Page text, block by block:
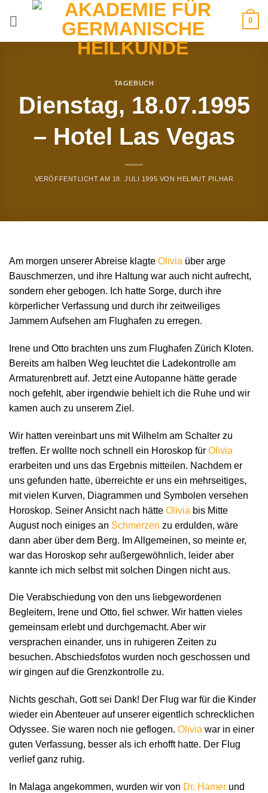
0
TAGEBUCH
Dienstag, 18.07.1995
– Hotel Las Vegas
VERÖFFENTLICHT AM 18. JULI 1995 VON HELMUT PILHAR
Am morgen unserer Abreise klagte Olivia über arge
Bauschmerzen, und ihre Haltung war auch nicht aufrecht,
sondern eher gebogen. Ich hatte Sorge, durch ihre
körperlicher Verfassung und durch ihr zeitweiliges
Jammern Aufsehen am Flughafen zu erregen.
Irene und Otto brachten uns zum Flughafen Zürich Kloten.
Bereits am halben Weg leuchtet die Ladekontrolle am
Armaturenbrett auf. Jetzt eine Autopanne hätte gerade
noch gefehlt, aber irgendwie behielt ich die Ruhe und wir
kamen auch zu unserem Ziel.
Wir hatten vereinbart uns mit Wilhelm am Schalter zu
treffen. Er wollte noch schnell ein Horoskop für Olivia
erarbeiten und uns das Ergebnis mitteilen. Nachdem er
uns gefunden hatte, überreichte er uns ein mehrseitiges,
mit vielen Kurven, Diagrammen und Symbolen versehen
Horoskop. Seiner Ansicht nach hätte Olivia bis Mitte
August noch einiges an Schmerzen zu erdulden, wäre
dann aber über dem Berg. Im Allgemeinen, so meinte er,
war das Horoskop sehr außergewöhnlich, leider aber
kannte ich mich selbst mit solchen Dingen nicht aus.
Die Verabschiedung von den uns liebgewordenen
Begleitern, Irene und Otto, fiel schwer. Wir hatten vieles
gemeinsam erlebt und durchgemacht. Aber wir
versprachen einander, uns in ruhigeren Zeiten zu
besuchen. Abschiedsfotos wurden noch geschossen und
wir gingen auf die Grenzkontrolle zu.
Nichts geschah, Gott sei Dank! Der Flug war für die Kinder
wieder ein Abenteuer auf unserer eigentlich schrecklichen
Odyssee. Sie waren noch nie geflogen. Olivia war in einer
guten Verfassung, besser als ich erhofft hatte. Der Flug
verlief ganz ruhig.
In Malaga angekommen, wurden wir von Dr. Hamer und